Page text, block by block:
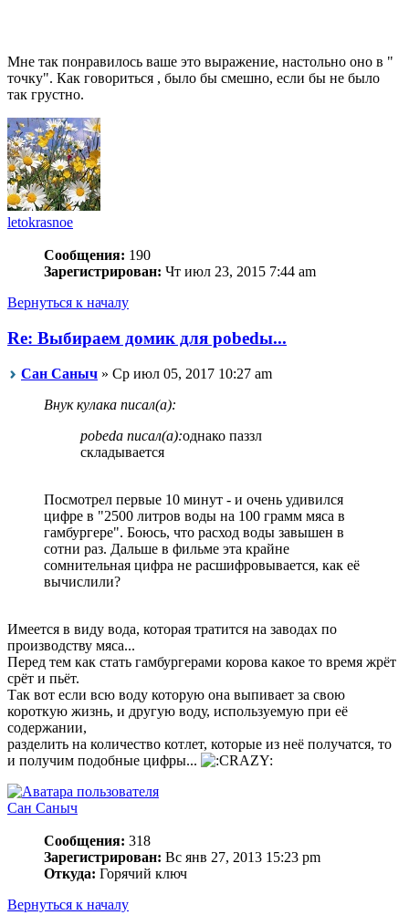
Мне так понравилось ваше это выражение, настольно оно в "
точку". Как говориться , было бы смешно, если бы не было
так грустно.
letokrasnoe
Сообщения: 190
Зарегистрирован: Чт июл 23, 2015 7:44 am
Вернуться к началу
Re: Выбираем домик для pobedы...
Сан Саныч » Ср июл 05, 2017 10:27 am
Внук кулака писал(а):
pobeda писал(а):однако паззл
складывается
Посмотрел первые 10 минут - и очень удивился
цифре в "2500 литров воды на 100 грамм мяса в
гамбургере". Боюсь, что расход воды завышен в
сотни раз. Дальше в фильме эта крайне
сомнительная цифра не расшифровывается, как её
вычислили?
Имеется в виду вода, которая тратится на заводах по
производству мяса...
Перед тем как стать гамбургерами корова какое то время жрёт
срёт и пьёт.
Так вот если всю воду которую она выпивает за свою
короткую жизнь, и другую воду, используемую при её
содержании,
разделить на количество котлет, которые из неё получатся, то
и получим подобные цифры...
Сан Саныч
Сообщения: 318
Зарегистрирован: Вс янв 27, 2013 15:23 pm
Откуда: Горячий ключ
Вернуться к началу